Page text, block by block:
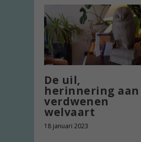
De uil,
herinnering aan
verdwenen
welvaart
18 januari 2023